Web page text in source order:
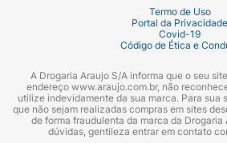
Termo de Uso
Portal da Privacidade
Covid-19
Código de Ética e
A Drogaria Araujo S/A informa que o seu
endereço www.araujo.com.br, não
utilize indevidamente da sua marca. Para sua
que não sejam realizadas compras em sites
de forma fraudulenta da marca da Drogaria
dúvidas, gentileza entrar em contato